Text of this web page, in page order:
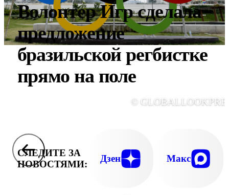
Волонтер Игр сделала
предложение
бразильской регбистке
прямо на поле
©
СЛЕДИТЕ ЗА
НОВОСТЯМИ:
Дзен Макс